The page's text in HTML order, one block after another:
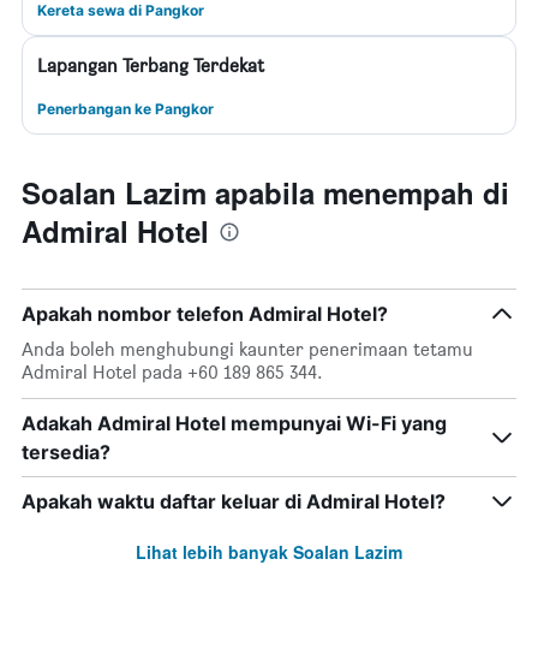
Kereta sewa di Pangkor
Lapangan Terbang Terdekat
Penerbangan ke Pangkor
Soalan Lazim apabila menempah di
Admiral Hotel
Apakah nombor telefon Admiral Hotel?
Anda boleh menghubungi kaunter penerimaan tetamu
Admiral Hotel pada +60 189 865 344.
Adakah Admiral Hotel mempunyai Wi-Fi yang
tersedia?
Apakah waktu daftar keluar di Admiral Hotel?
Lihat lebih banyak Soalan Lazim